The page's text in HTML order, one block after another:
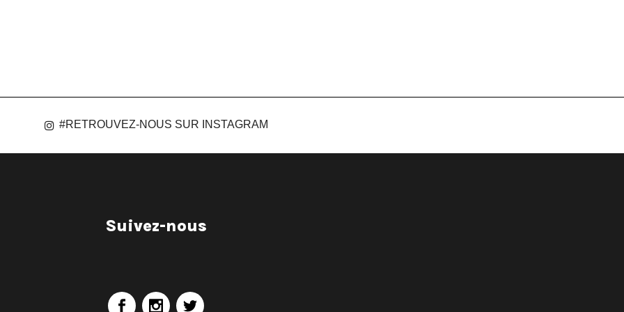
#RETROUVEZ-NOUS SUR INSTAGRAM
Suivez-nous